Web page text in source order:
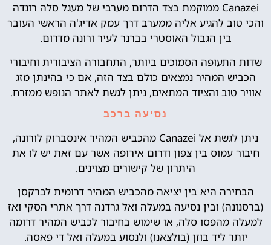
Canazei ממוקמת בצד הדרום מערבי של מעגל סלה רונדה
והכי טוב להגיע אליה ממערב דרך עמק אדיג'ה הראשי העובר
בין הגבול האוסטרי בברנר לעיר ורונה מדרום.
שדות התעופה הסמוכים ביותר, התחבורה הציבורית וחיבורי
הכביש המהיר נמצאים כולם בצד הזה, אם כי בהינתן מזג
אוויר טוב והציוד המתאים, ניתן לגשת לאתר הנופש ממזרח.
נסיעה ברכב
ניתן לגשת אל Canazei מהכביש המהיר אינסברוק לורונה,
חיבור עמוס בין צפון ודרום אירופה אשר עם זאת יש לו את
היתרון של קישורים מצוינים.
הבחירה היא בין יציאה מהכביש המהיר דרומית לברקסן
(ברסנונה) ובין נסיעה במעלה ואל גרדנה דרך אתרי הסקי ואז
למעלה מהפסו סלה, או שימוש בחיבור לכביש המהיר דרומה
יותר ליד בוזן (בולצאנו) ולנסוע במעלה ואל די פאסה.